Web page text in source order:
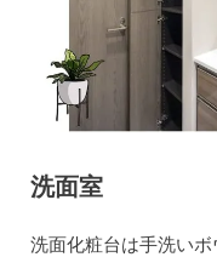
洗面室
洗面化粧台は手洗い